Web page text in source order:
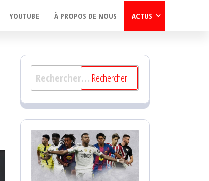
YOUTUBE À PROPOS DE NOUS ACTUS
Rechercher :